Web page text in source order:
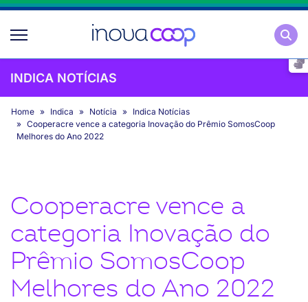
INDICA NOTÍCIAS
Home Indica Notícia
Indica Notícias
Cooperacre vence a categoria Inovação do Prêmio SomosCoop
Melhores do Ano 2022
Cooperacre vence a
categoria Inovação do
Prêmio SomosCoop
Melhores do Ano 2022